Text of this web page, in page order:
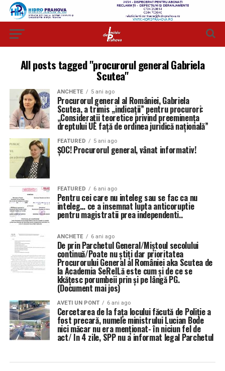
All posts tagged "procurorul general Gabriela
Scutea"
ANCHETE 5 ani ago
Procurorul general al României, Gabriela
Scutea, a trimis „indicaţii” pentru procurori:
„Consideraţii teoretice privind preeminenţa
dreptului UE faţă de ordinea juridică naţională”
FEATURED 5 ani ago
ȘOC! Procurorul general, vânat informativ!
FEATURED 6 ani ago
Pentru cei care nu inteleg sau se fac ca nu
inteleg… ce a insemnat lupta anticoruptie
pentru magistratii prea independenti..
ANCHETE 6 ani ago
De prin Parchetul General/Miștoul secolului
continuă/Poate nu știți dar prioritatea
Procurorului General al României aka Scutea de
la Academia SeReILă este cum și de ce se
kkățesc porumbeii prin și pe lângă PG.
(Document mai jos)
AVETI UN PONT 6 ani ago
Cercetarea de la fața locului făcută de Poliție a
fost precară, numele ministrului Lucian Bode
nici măcar nu era menționat- în niciun fel de
act/ In 4 zile, SPP nu a informat legal Parchetul